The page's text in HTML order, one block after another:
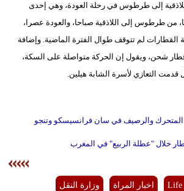
إلى طرطوس في رحلة العودة، وهي إحدى
من طرطوس إلى اللاذقية صباحا، والعودة عصرا،
القطارات لم تتوقف طوال الفترة الماضية. وإضافة
شحن، ويقول إن الحركة متواصلة على السكة،
قدمت التعازي لأسرة الشابة هيلين.
المتحرك والرصيف في سان فرانسيسكو وتنجو
خلال "عطلة الربيع" في المغرب
Life اخبار المراة وزارة النقل